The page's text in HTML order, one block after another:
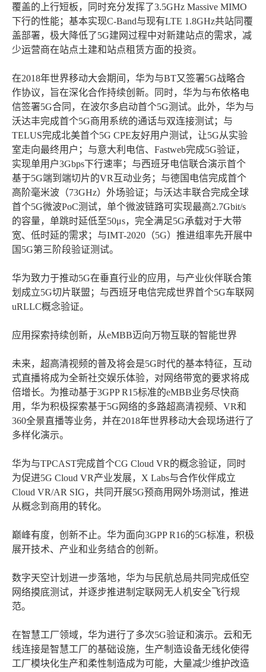
覆盖的上行短板，同时充分发挥了3.5GHz Massive MIMO
下行的性能；基本实现C-Band与现有LTE 1.8GHz共站同覆
盖部署，极大降低了5G建网过程中对新建站点的需求，减
少运营商在站点土建和站点租赁方面的投资。
在2018年世界移动大会期间，华为与BT又签署5G战略合
作协议，旨在深化合作持续创新。同时，华为与布依格电
信签署5G合同，在波尔多启动首个5G测试。此外，华为与
沃达丰完成首个5G商用系统的通话与双连接测试；与
TELUS完成北美首个5G CPE友好用户测试，让5G从实验
室走向最终用户；与意大利电信、Fastweb完成5G验证，
实现单用户3Gbps下行速率；与西班牙电信联合演示首个
基于5G端到端切片的VR互动业务；与德国电信完成首个
高阶毫米波（73GHz）外场验证；与沃达丰联合完成全球
首个5G微波PoC测试，单个微波链路可实现最高2.7Gbit/s
的容量，单跳时延低至50μs，完全满足5G承载对于大带
宽、低时延的需求；与IMT-2020（5G）推进组率先开展中
国5G第三阶段验证测试。
华为致力于推动5G在垂直行业的应用，与产业伙伴联合策
划成立5G切片联盟；与西班牙电信完成世界首个5G车联网
uRLLC概念验证。
应用探索持续创新，从eMBB迈向万物互联的智能世界
未来，超高清视频的普及将会是5G时代的基本特征，互动
式直播将成为全新社交娱乐体验，对网络带宽的要求将成
倍增长。为推动基于3GPP R15标准的eMBB业务尽快商
用，华为积极探索基于5G网络的多路超高清视频、VR和
360全景直播等业务，并在2018年世界移动大会现场进行了
多样化演示。
华为与TPCAST完成首个CG Cloud VR的概念验证，同时
为促进5G Cloud VR产业发展，X Labs与合作伙伴成立
Cloud VR/AR SIG，共同开展5G预商用网外场测试，推进
从概念到商用的转化。
巅峰有度，创新不止。华为面向3GPP R16的5G标准，积极
展开技术、产业和业务结合的创新。
数字天空计划进一步落地，华为与民航总局共同完成低空
网络摸底测试，并逐步推进制定联网无人机安全飞行规
范。
在智慧工厂领域，华为进行了多次5G验证和演示。云和无
线连接是智慧工厂的基础设施，生产制造设备无线化使得
工厂模块化生产和柔性制造成为可能，大量减少维护改造